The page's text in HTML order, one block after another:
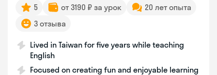
5 от 3190 ₽ за урок
20 лет опыта
3 отзыва
Lived in Taiwan for five years while teaching
English
Focused on creating fun and enjoyable learning